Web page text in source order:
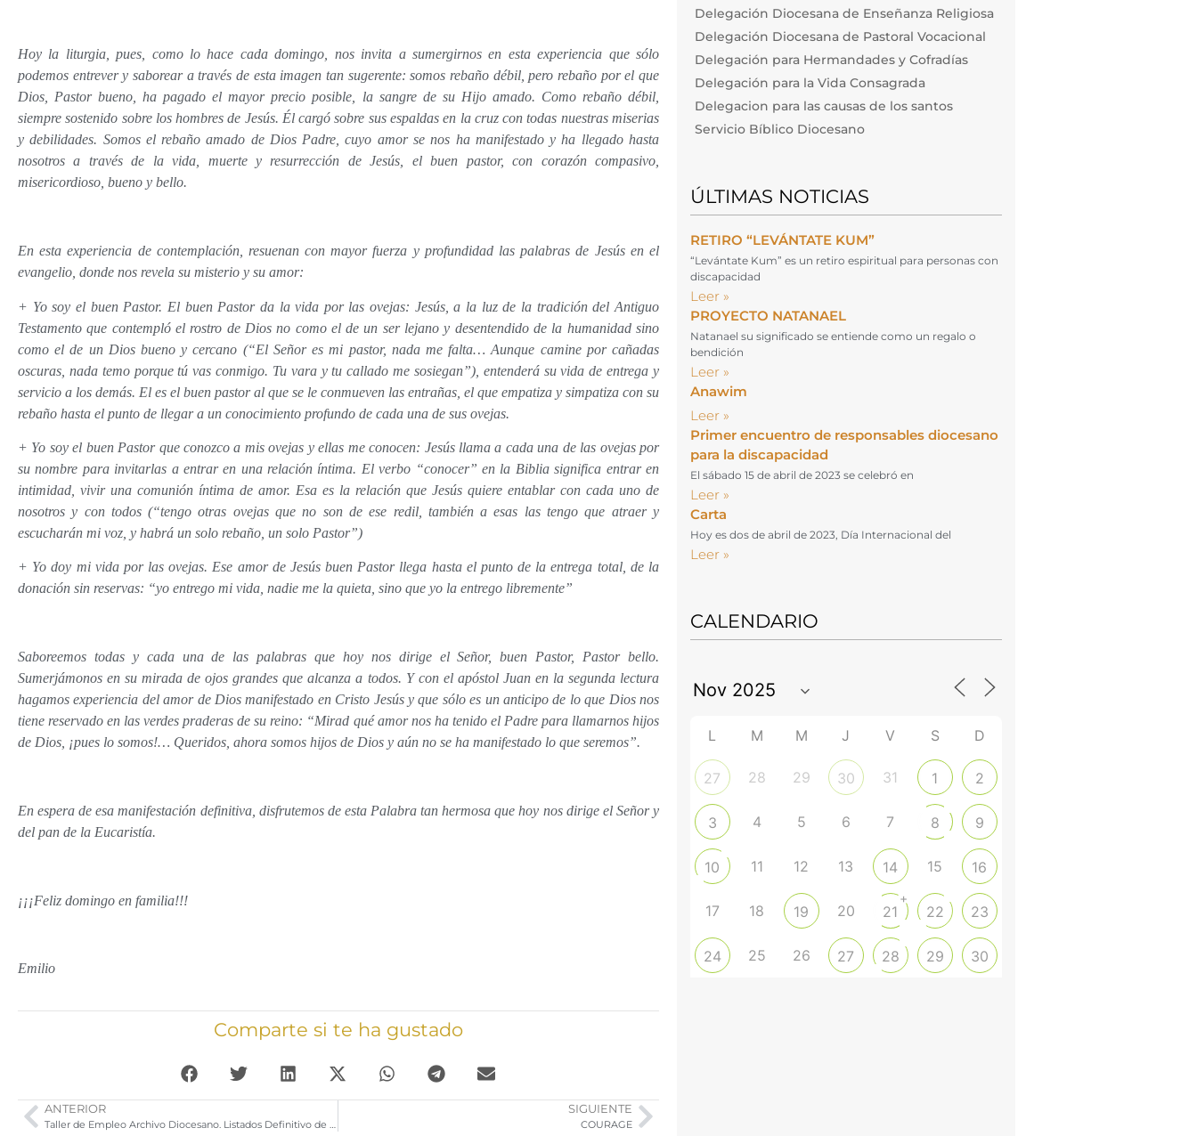
Hoy la liturgia, pues, como lo hace cada domingo, nos invita a sumergirnos en esta experiencia que sólo
podemos entrever y saborear a través de esta imagen tan sugerente: somos rebaño débil, pero rebaño por el que
Dios, Pastor bueno, ha pagado el mayor precio posible, la sangre de su Hijo amado. Como rebaño débil,
siempre sostenido sobre los hombres de Jesús. Él cargó sobre sus espaldas en la cruz con todas nuestras miserias
y debilidades. Somos el rebaño amado de Dios Padre, cuyo amor se nos ha manifestado y ha llegado hasta
nosotros a través de la vida, muerte y resurrección de Jesús, el buen pastor, con corazón compasivo,
misericordioso, bueno y bello.
En esta experiencia de contemplación, resuenan con mayor fuerza y profundidad las palabras de Jesús en el
evangelio, donde nos revela su misterio y su amor:
+ Yo soy el buen Pastor. El buen Pastor da la vida por las ovejas: Jesús, a la luz de la tradición del Antiguo
Testamento que contempló el rostro de Dios no como el de un ser lejano y desentendido de la humanidad sino
como el de un Dios bueno y cercano (“El Señor es mi pastor, nada me falta… Aunque camine por cañadas
oscuras, nada temo porque tú vas conmigo. Tu vara y tu callado me sosiegan”), entenderá su vida de entrega y
servicio a los demás. El es el buen pastor al que se le conmueven las entrañas, el que empatiza y simpatiza con su
rebaño hasta el punto de llegar a un conocimiento profundo de cada una de sus ovejas.
+ Yo soy el buen Pastor que conozco a mis ovejas y ellas me conocen: Jesús llama a cada una de las ovejas por
su nombre para invitarlas a entrar en una relación íntima. El verbo “conocer” en la Biblia significa entrar en
intimidad, vivir una comunión íntima de amor. Esa es la relación que Jesús quiere entablar con cada uno de
nosotros y con todos (“tengo otras ovejas que no son de ese redil, también a esas las tengo que atraer y
escucharán mi voz, y habrá un solo rebaño, un solo Pastor”)
+ Yo doy mi vida por las ovejas. Ese amor de Jesús buen Pastor llega hasta el punto de la entrega total, de la
donación sin reservas: “yo entrego mi vida, nadie me la quieta, sino que yo la entrego libremente”
Saboreemos todas y cada una de las palabras que hoy nos dirige el Señor, buen Pastor, Pastor bello.
Sumerjámonos en su mirada de ojos grandes que alcanza a todos. Y con el apóstol Juan en la segunda lectura
hagamos experiencia del amor de Dios manifestado en Cristo Jesús y que sólo es un anticipo de lo que Dios nos
tiene reservado en las verdes praderas de su reino: “Mirad qué amor nos ha tenido el Padre para llamarnos hijos
de Dios, ¡pues lo somos!… Queridos, ahora somos hijos de Dios y aún no se ha manifestado lo que seremos”.
En espera de esa manifestación definitiva, disfrutemos de esta Palabra tan hermosa que hoy nos dirige el Señor y
del pan de la Eucaristía.
¡¡¡Feliz domingo en familia!!!
Emilio
Comparte si te ha gustado
ANTERIOR
Taller de Empleo Archivo Diocesano. Listados Definitivo de Admitidos Excluidos
SIGUIENTE
COURAGE
Delegación Diocesana de Enseñanza Religiosa
Delegación Diocesana de Pastoral Vocacional
Delegación para Hermandades y Cofradías
Delegación para la Vida Consagrada
Delegacion para las causas de los santos
Servicio Bíblico Diocesano
ÚLTIMAS NOTICIAS
RETIRO “LEVÁNTATE KUM”
“Levántate Kum” es un retiro espiritual para personas con
discapacidad
Leer »
PROYECTO NATANAEL
Natanael su significado se entiende como un regalo o
bendición
Leer »
Anawim
Leer »
Primer encuentro de responsables diocesano
para la discapacidad
El sábado 15 de abril de 2023 se celebró en
Leer »
Carta
Hoy es dos de abril de 2023, Día Internacional del
Leer »
CALENDARIO
L M M J V S D
27 28 29 30 31 1 2
3 4 5 6 7 8 9
10 11 12 13 14 15 16
17 18 19 20 21
+
22 23
24 25 26 27 28 29 30